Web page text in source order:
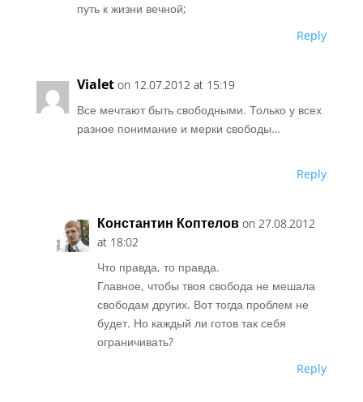
путь к жизни вечной;
Reply
Vialet on 12.07.2012 at 15:19
Все мечтают быть свободными. Только у всех
разное понимание и мерки свободы…
Reply
Константин Коптелов on 27.08.2012
at 18:02
Что правда, то правда.
Главное, чтобы твоя свобода не мешала
свободам других. Вот тогда проблем не
будет. Но каждый ли готов так себя
ограничивать?
Reply